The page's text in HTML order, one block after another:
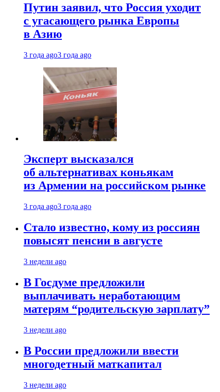
Путин заявил, что Россия уходит
с угасающего рынка Европы
в Азию
3 года ago3 года ago
Эксперт высказался
об альтернативах коньякам
из Армении на российском рынке
3 года ago3 года ago
Стало известно, кому из россиян
повысят пенсии в августе
3 недели ago
В Госдуме предложили
выплачивать неработающим
матерям “родительскую зарплату”
3 недели ago
В России предложили ввести
многодетный маткапитал
3 недели ago